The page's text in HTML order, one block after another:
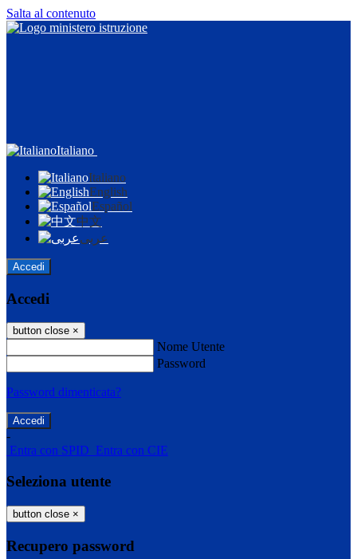
Salta al contenuto
Italiano
Italiano
English
Español
中文
عربى
Accedi
Accedi
button close ×
Nome Utente
Password
Password dimenticata?
-
Entra con SPID Entra con CIE
Seleziona utente
button close ×
Recupero password